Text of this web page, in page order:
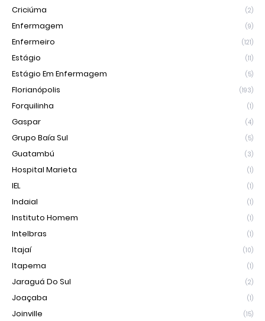
Criciúma (2)
Enfermagem (9)
Enfermeiro (121)
Estágio (11)
Estágio Em Enfermagem (5)
Florianópolis (193)
Forquilinha (1)
Gaspar (4)
Grupo Baía Sul (5)
Guatambú (3)
Hospital Marieta (1)
IEL (1)
Indaial (1)
Instituto Homem (1)
Intelbras (1)
Itajaí (10)
Itapema (1)
Jaraguá Do Sul (2)
Joaçaba (1)
Joinville (15)